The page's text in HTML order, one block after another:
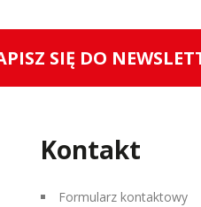
SIĘ DO
Kontakt
Formularz kontaktowy